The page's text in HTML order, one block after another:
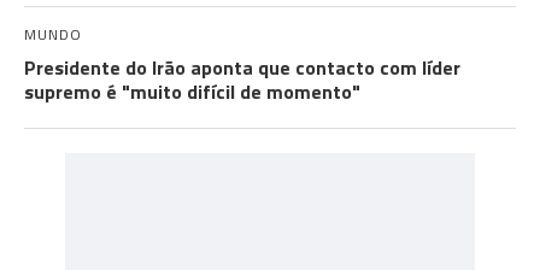
MUNDO
Presidente do Irão aponta que contacto com líder
supremo é "muito difícil de momento"